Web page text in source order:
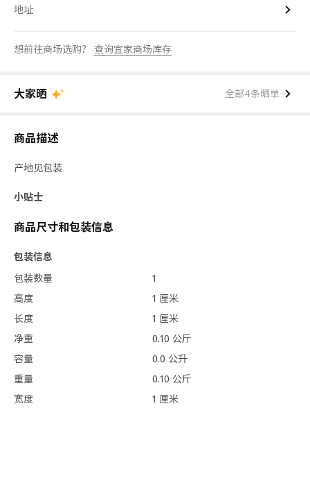
地址
想前往商场选购？ 查询宜家商场库存
大家晒 全部4条晒单
商品描述
产地见包装
小贴士
商品尺寸和包装信息
包装信息
包装数量
1
高度
1 厘米
长度
1 厘米
净重
0.10 公斤
容量
0.0 公升
重量
0.10 公斤
宽度
1 厘米